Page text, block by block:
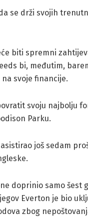
se drži svojih
biti spremni
bi, međutim,
svoje financije.
svoju najbolju
Parku.
još sedam
doprinio samo šest
Everton je bio
zbog